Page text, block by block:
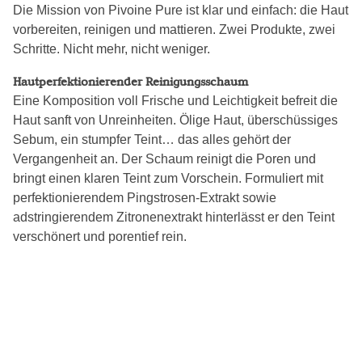
Die Mission von Pivoine Pure ist klar und einfach: die Haut
vorbereiten, reinigen und mattieren. Zwei Produkte, zwei
Schritte. Nicht mehr, nicht weniger.
Hautperfektionierender Reinigungsschaum
Eine Komposition voll Frische und Leichtigkeit befreit die
Haut sanft von Unreinheiten. Ölige Haut, überschüssiges
Sebum, ein stumpfer Teint… das alles gehört der
Vergangenheit an. Der Schaum reinigt die Poren und
bringt einen klaren Teint zum Vorschein. Formuliert mit
perfektionierendem Pingstrosen-Extrakt sowie
adstringierendem Zitronenextrakt hinterlässt er den Teint
verschönert und porentief rein.